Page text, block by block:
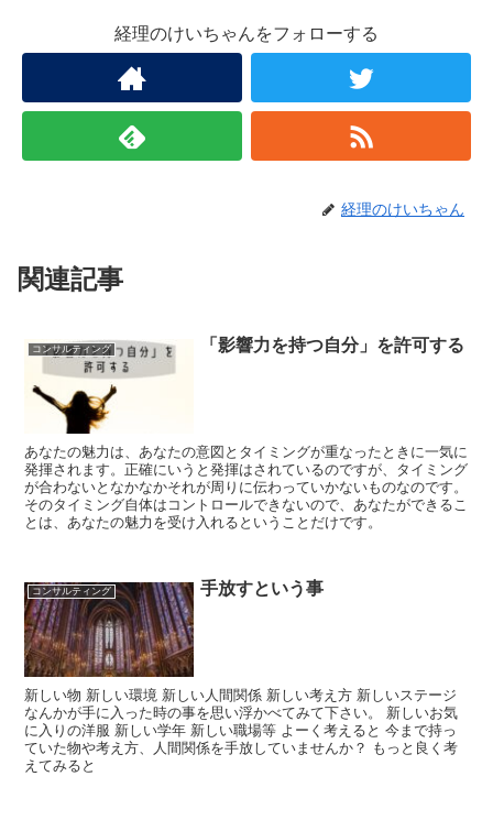
経理のけいちゃんをフォローする
経理のけいちゃん
関連記事
コンサルティング 「影響力を持つ自分」を許可する
あなたの魅力は、あなたの意図とタイミングが重なったときに一気に
発揮されます。正確にいうと発揮はされているのですが、タイミング
が合わないとなかなかそれが周りに伝わっていかないものなのです。
そのタイミング自体はコントロールできないので、あなたができるこ
とは、あなたの魅力を受け入れるということだけです。
コンサルティング 手放すという事
新しい物 新しい環境 新しい人間関係 新しい考え方 新しいステージ
なんかが手に入った時の事を思い浮かべてみて下さい。 新しいお気
に入りの洋服 新しい学年 新しい職場等 よーく考えると 今まで持っ
ていた物や考え方、人間関係を手放していませんか？ もっと良く考
えてみると